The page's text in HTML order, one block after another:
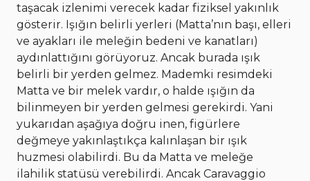
taşacak izlenimi verecek kadar fiziksel yakınlık
gösterir. Işığın belirli yerleri (Matta’nın başı, elleri
ve ayakları ile meleğin bedeni ve kanatları)
aydınlattığını görüyoruz. Ancak burada ışık
belirli bir yerden gelmez. Mademki resimdeki
Matta ve bir melek vardır, o halde ışığın da
bilinmeyen bir yerden gelmesi gerekirdi. Yani
yukarıdan aşağıya doğru inen, figürlere
değmeye yakınlaştıkça kalınlaşan bir ışık
huzmesi olabilirdi. Bu da Matta ve meleğe
ilahilik statüsü verebilirdi. Ancak Caravaggio